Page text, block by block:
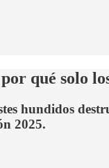
qué solo
hundidos
2025.